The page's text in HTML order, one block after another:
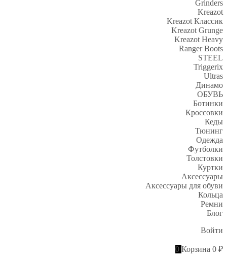
Grinders
Kreazot
Kreazot Классик
Kreazot Grunge
Kreazot Heavy
Ranger Boots
STEEL
Triggerix
Ultras
Динамо
ОБУВЬ
Ботинки
Кроссовки
Кеды
Тюнинг
Одежда
Футболки
Толстовки
Куртки
Аксессуары
Аксессуары для обуви
Кольца
Ремни
Блог
Войти
0 Корзина 0 ₽